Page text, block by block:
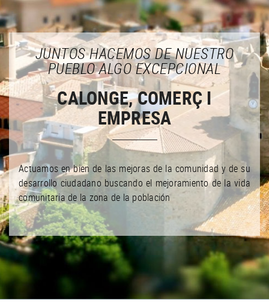
JUNTOS HACEMOS DE NUESTRO
PUEBLO ALGO EXCEPCIONAL
CALONGE, COMERÇ I
EMPRESA
Actuamos en bien de las mejoras de la comunidad y de su
desarrollo ciudadano buscando el mejoramiento de la vida
comunitaria de la zona de la población